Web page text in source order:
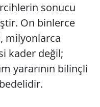
sonucu
On binlerce
milyonlarca
kader değil;
yararının bilinçli